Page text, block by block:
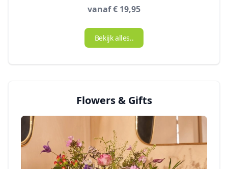
vanaf € 19,95
Bekijk alles..
Flowers & Gifts